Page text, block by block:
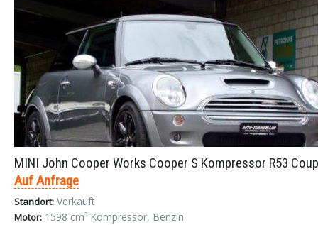
MINI John Cooper Works Cooper S Kompressor R53
Auf Anfrage
Standort: Verkauft
Motor: 1598 cm³ Kompressor, Benzin